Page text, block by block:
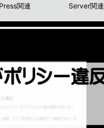
関連 Server関連